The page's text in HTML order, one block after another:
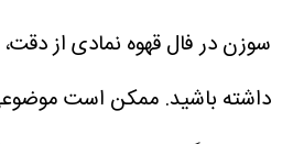
سوزن در فال قهوه نمادی از
داشته باشید. ممکن است